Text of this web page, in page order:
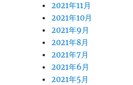
2021年11月
2021年10月
2021年9月
2021年8月
2021年7月
2021年6月
2021年5月